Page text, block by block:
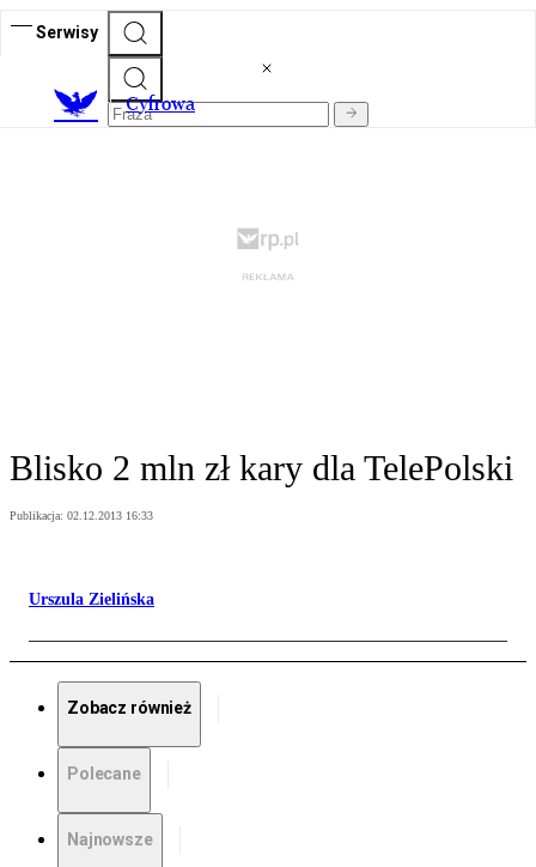
Serwisy
Cyfrowa
Blisko 2 mln zł kary dla TelePolski
Publikacja: 02.12.2013 16:33
Urszula Zielińska
Zobacz również
Polecane
Najnowsze